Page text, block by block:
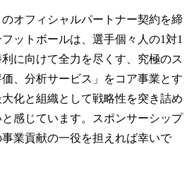
オフィシャルパートナー契約を締
ットボールは、選手個々人の1対1
に向けて全力を尽くす、究極のス
、分析サービス」をコア事業とす
化と組織として戦略性を突き詰め
感じています。スポンサーシップ
業貢献の一役を担えれば幸いで